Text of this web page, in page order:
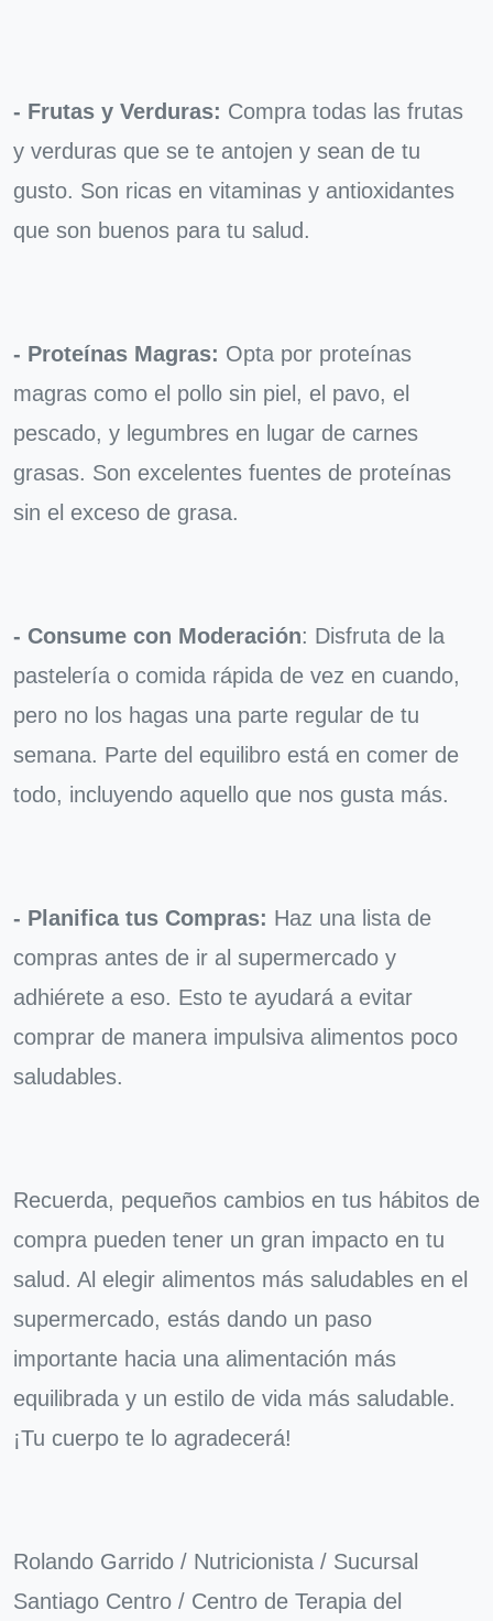
- Frutas y Verduras: Compra todas las frutas
y verduras que se te antojen y sean de tu
gusto. Son ricas en vitaminas y antioxidantes
que son buenos para tu salud.
- Proteínas Magras: Opta por proteínas
magras como el pollo sin piel, el pavo, el
pescado, y legumbres en lugar de carnes
grasas. Son excelentes fuentes de proteínas
sin el exceso de grasa.
- Consume con Moderación: Disfruta de la
pastelería o comida rápida de vez en cuando,
pero no los hagas una parte regular de tu
semana. Parte del equilibro está en comer de
todo, incluyendo aquello que nos gusta más.
- Planifica tus Compras: Haz una lista de
compras antes de ir al supermercado y
adhiérete a eso. Esto te ayudará a evitar
comprar de manera impulsiva alimentos poco
saludables.
Recuerda, pequeños cambios en tus hábitos de
compra pueden tener un gran impacto en tu
salud. Al elegir alimentos más saludables en el
supermercado, estás dando un paso
importante hacia una alimentación más
equilibrada y un estilo de vida más saludable.
¡Tu cuerpo te lo agradecerá!
Rolando Garrido / Nutricionista / Sucursal
Santiago Centro / Centro de Terapia del